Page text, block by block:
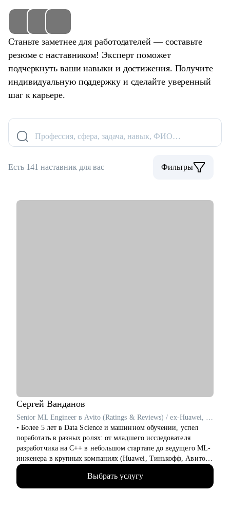
Станьте заметнее для работодателей — составьте
резюме с наставником! Эксперт поможет
подчеркнуть ваши навыки и достижения. Получите
индивидуальную поддержку и сделайте уверенный
шаг к карьере.
Профессия, сфера, задача, навык, ФИО…
Есть 141 наставник для вас Фильтры
Сергей Ванданов
Senior ML Engineer в Avito (Ratings & Reviews) / ex-Huawei, T-Банк
• Более 5 лет в Data Science и машинном обучении, успел
поработать в разных ролях: от младшего исследователя
разработчика на C++ в небольшом стартапе до ведущего ML-
инженера в крупных компаниях (Huawei, Тинькофф, Авито).
• Работал с компьютерным зрением, рекомендательными
системами, классическим ML, NLP и LLM. Участвовал во
внедрении сложных ML-решений в продакшн, публикации и
Выбрать услугу